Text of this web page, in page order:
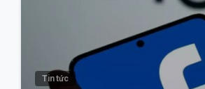
Tin tức